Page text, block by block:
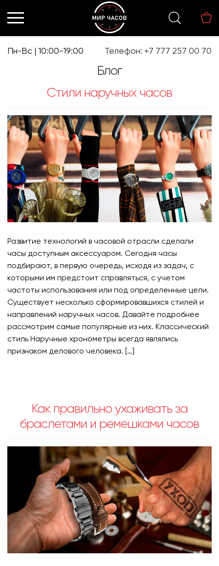
Пн-Вс | 10:00-19:00 Телефон: +7 777 257 00 70
Блог
Стили наручных часов
Развитие технологий в часовой отрасли сделали
часы доступным аксессуаром. Сегодня часы
подбирают, в первую очередь, исходя из задач, с
которыми им предстоит справляться, с учетом
частоты использования или под определенные цели.
Существует несколько сформировавшихся стилей и
направлений наручных часов. Давайте подробнее
рассмотрим самые популярные из них. Классический
стиль Наручные хронометры всегда являлись
признаком делового человека. […]
Как правильно ухаживать за
браслетами и ремешками часов